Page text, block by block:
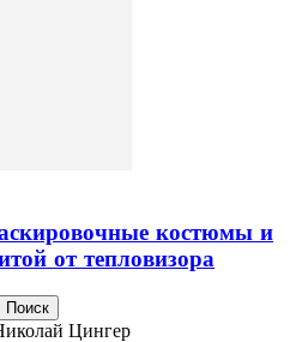
костюмы и
от тепловизора
Цингер